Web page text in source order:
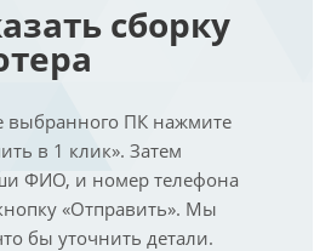
сборку
выбранного ПК нажмите
в 1 клик». Затем
ФИО, и номер телефона
«Отправить». Мы
бы уточнить детали.